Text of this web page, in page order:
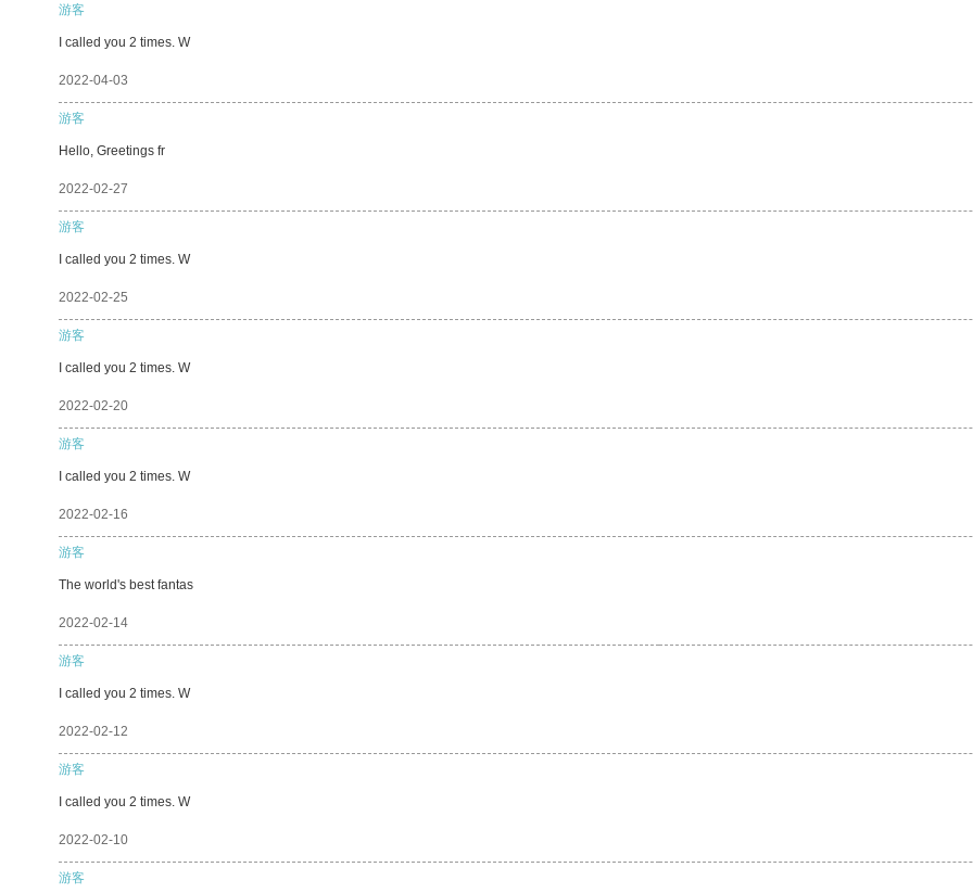
游客
I called you 2 times. W
2022-04-03
游客
Hello, Greetings fr
2022-02-27
游客
I called you 2 times. W
2022-02-25
游客
I called you 2 times. W
2022-02-20
游客
I called you 2 times. W
2022-02-16
游客
The world's best fantas
2022-02-14
游客
I called you 2 times. W
2022-02-12
游客
I called you 2 times. W
2022-02-10
游客